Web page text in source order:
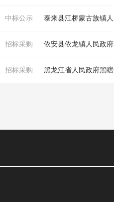
中标公示 泰来县江桥蒙古族镇
招标采购 依安县依龙镇人民政
招标采购 黑龙江省人民政府黑